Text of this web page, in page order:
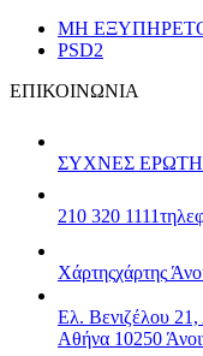
ΜΗ
PSD2
ΕΠΙΚΟΙΝΩΝΙΑ
ΣΥΧΝΕΣ
210 320 1111
Χάρτηςχάρτης
Ελ. Βενιζέλου
Αθήνα 10250